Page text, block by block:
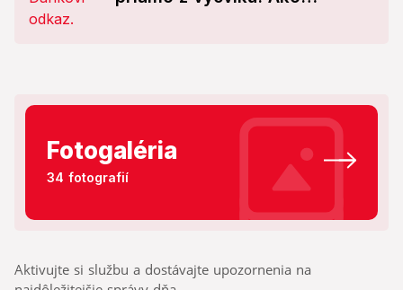
Fotogaléria
34 fotografií
Aktivujte si službu a dostávajte upozornenia na